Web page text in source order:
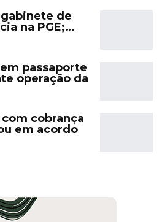
de
na PGE;…
passaporte
operação da
cobrança
em acordo